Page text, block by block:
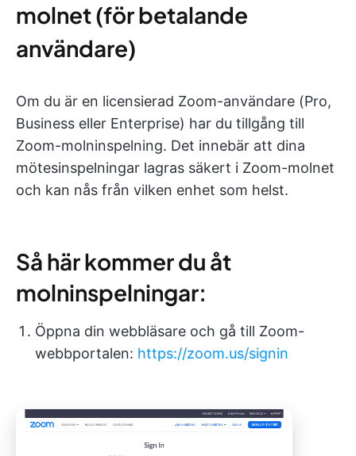
molnet (för betalande
användare)
Om du är en licensierad Zoom-användare (Pro,
Business eller Enterprise) har du tillgång till
Zoom-molninspelning. Det innebär att dina
mötesinspelningar lagras säkert i Zoom-molnet
och kan nås från vilken enhet som helst.
Så här kommer du åt
molninspelningar:
Öppna din webbläsare och gå till Zoom-
webbportalen: https://zoom.us/signin